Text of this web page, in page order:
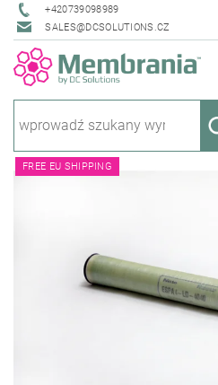
+420739098989
SALES@DCSOLUTIONS.CZ
FREE EU SHIPPING